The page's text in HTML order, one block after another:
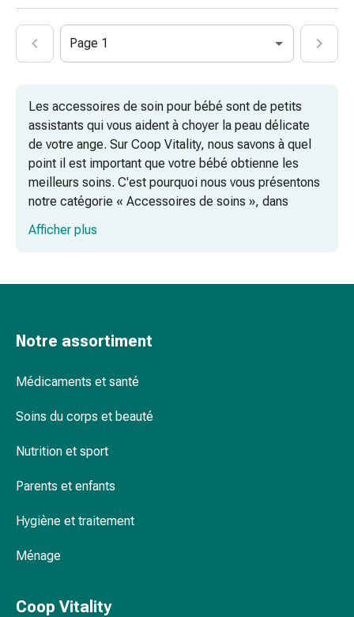
Traitement
sèche
Transpiration
pathologique
Peau
impure
Boutons
de
cutanée
naturels
par
fleurs
Bach
base
bourgeons
Phytothérapie
Page 1
Les accessoires de soin pour bébé sont de petits
assistants qui vous aident à choyer la peau délicate
de votre ange. Sur Coop Vitality, nous savons à quel
point il est important que votre bébé obtienne les
meilleurs soins. C'est pourquoi nous vous présentons
notre catégorie « Accessoires de soins », dans
laquelle vous trouverez une sélection adorable
d'accessoires qui vous aideront à faire des moments
Afficher plus
Notre assortiment
Médicaments et santé
Soins du corps et beauté
Nutrition et sport
Parents et enfants
Hygiène et traitement
Ménage
Coop Vitality